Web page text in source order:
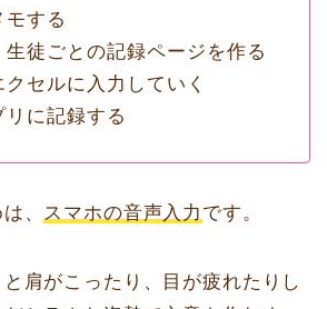
モする
生徒ごとの記録ページを作る
クセルに入力していく
リに記録する
、 スマホの音声入力 です。
肩がこったり、目が疲れたりし